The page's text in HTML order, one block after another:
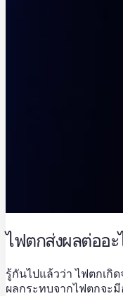
ไฟตกส่งผลต่ออะ
รู้กันไปแล้วว่า ไฟตกเกิ
ผลกระทบจากไฟตกจะมี